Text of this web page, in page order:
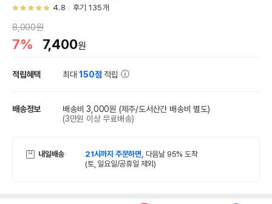
4.8 후기 135개
8,000원
7% 7,400원
적립혜택 최대150점 적립
배송정보 배송비 3,000원 (제주/도서산간 배송비 별도)
(3만원 이상 무료배송)
내일배송 21시까지 주문하면, 다음날 95% 도착
(토, 일요일/공휴일 제외)